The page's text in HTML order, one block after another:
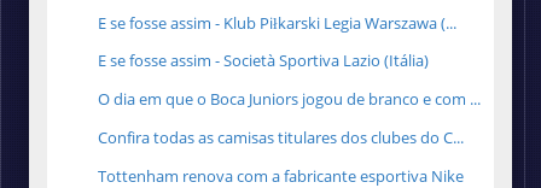
E se fosse assim - Klub Piłkarski Legia Warszawa (...
E se fosse assim - Società Sportiva Lazio (Itália)
O dia em que o Boca Juniors jogou de branco e com ...
Confira todas as camisas titulares dos clubes do C...
Tottenham renova com a fabricante esportiva Nike